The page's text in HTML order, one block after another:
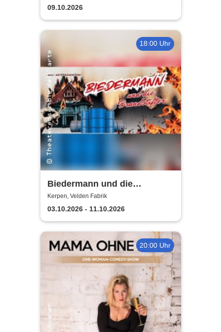
Proust
09.10.2026
18:00 Uhr
Biedermann und die
Brandstifter -
Theaterensemble dell' arte
e.V.
Kerpen, Velden Fabrik
03.10.2026 - 11.10.2026
20:00 Uhr